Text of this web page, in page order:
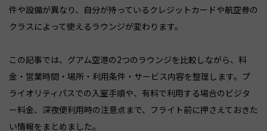
件や設備が異なり、自分が持っているクレジットカードや航空券の
クラスによって使えるラウンジが変わります。
この記事では、グアム空港の2つのラウンジを比較しながら、料
金・営業時間・場所・利用条件・サービス内容を整理します。プ
ライオリティパスでの入室手順や、有料で利用する場合のビジタ
ー料金、深夜便利用時の注意点まで、フライト前に押さえておきた
い情報をまとめました。